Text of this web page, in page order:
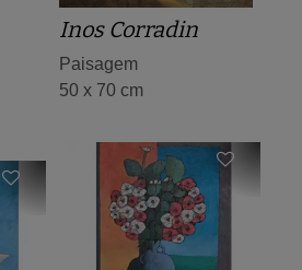
Inos Corradin
Paisagem
50 x 70 cm